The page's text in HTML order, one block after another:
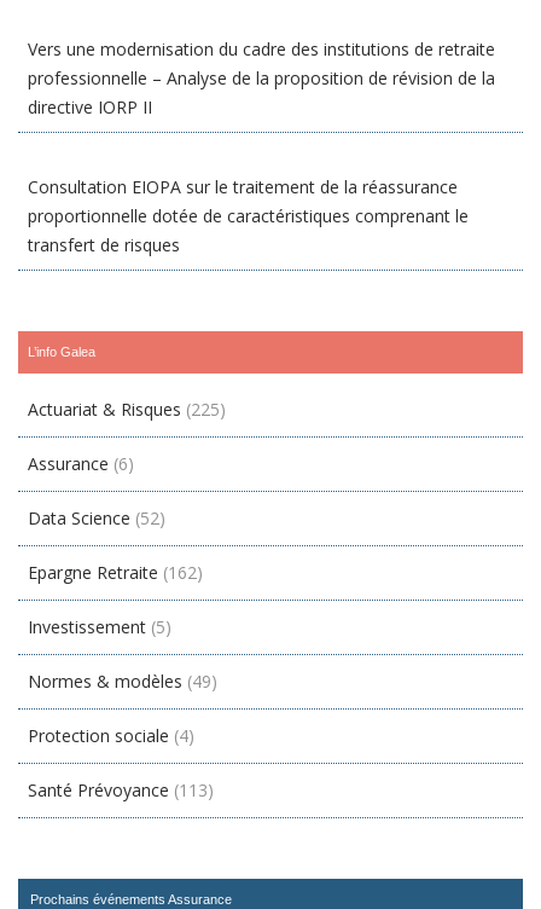
Vers une modernisation du cadre des institutions de retraite
professionnelle – Analyse de la proposition de révision de la
directive IORP II
Consultation EIOPA sur le traitement de la réassurance
proportionnelle dotée de caractéristiques comprenant le
transfert de risques
L’info Galea
Actuariat & Risques (225)
Assurance (6)
Data Science (52)
Epargne Retraite (162)
Investissement (5)
Normes & modèles (49)
Protection sociale (4)
Santé Prévoyance (113)
Prochains événements Assurance